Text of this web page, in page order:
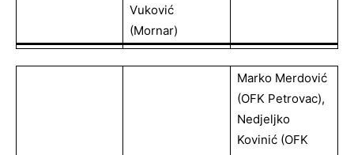
Vuković
(Mornar)
Marko Merdović
(OFK Petrovac),
Nedjeljko
Kovinić (OFK